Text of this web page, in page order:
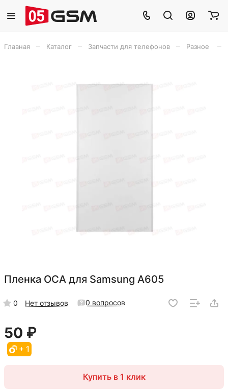
Главная Каталог Запчасти для телефонов Разное
Пленка OCA для Samsung A605
0 Нет отзывов 0 вопросов
50 ₽
+ 1
Купить в 1 клик